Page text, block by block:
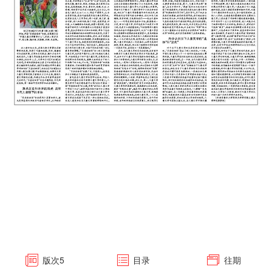
版次5 目录 往期